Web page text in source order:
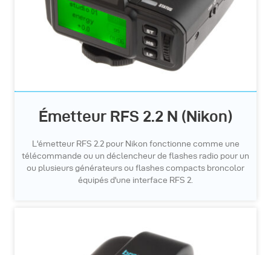
Émetteur RFS 2.2 N (Nikon)
L'émetteur RFS 2.2 pour Nikon fonctionne comme une
télécommande ou un déclencheur de flashes radio pour un
ou plusieurs générateurs ou flashes compacts broncolor
équipés d'une interface RFS 2.